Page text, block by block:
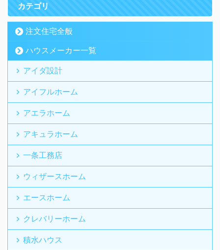
カテゴリ
注文住宅全般
ハウスメーカー一覧
アイダ設計
アイフルホーム
アエラホーム
アキュラホーム
一条工務店
ウィザースホーム
エースホーム
クレバリーホーム
積水ハウス